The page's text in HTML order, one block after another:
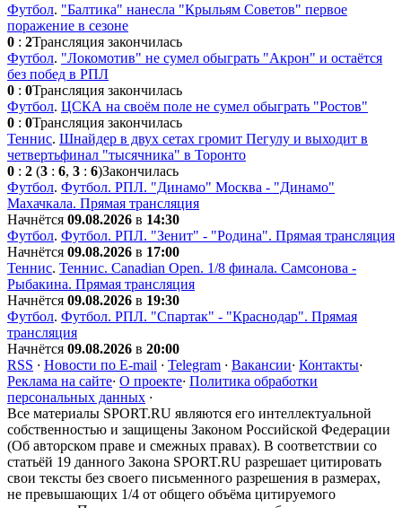
Футбол. "Балтика" нанесла "Крыльям Советов" первое
поражение в сезоне
0 : 2Трансляция закончилась
Футбол. "Локомотив" не сумел обыграть "Акрон" и остаётся
без побед в РПЛ
0 : 0Трансляция закончилась
Футбол. ЦСКА на своём поле не сумел обыграть "Ростов"
0 : 0Трансляция закончилась
Теннис. Шнайдер в двух сетах громит Пегулу и выходит в
четвертьфинал "тысячника" в Торонто
0 : 2 (3 : 6, 3 : 6)Закончилась
Футбол. Футбол. РПЛ. "Динамо" Москва - "Динамо"
Махачкала. Прямая трансляция
Начнётся 09.08.2026 в 14:30
Футбол. Футбол. РПЛ. "Зенит" - "Родина". Прямая трансляция
Начнётся 09.08.2026 в 17:00
Теннис. Теннис. Сanadian Open. 1/8 финала. Самсонова -
Рыбакина. Прямая трансляция
Начнётся 09.08.2026 в 19:30
Футбол. Футбол. РПЛ. "Спартак" - "Краснодар". Прямая
трансляция
Начнётся 09.08.2026 в 20:00
RSS · Новости по E-mail · Telegram · Вакансии· Контакты·
Реклама на сайте· О проекте· Политика обработки
персональных данных ·
Все материалы SPORT.RU являются его интеллектуальной
собственностью и защищены Законом Российской Федерации
(Об авторском праве и смежных правах). В соответствии со
статьёй 19 данного Закона SPORT.RU разрешает цитировать
свои тексты без своего письменного разрешения в размерах,
не превышающих 1/4 от общего объёма цитируемого